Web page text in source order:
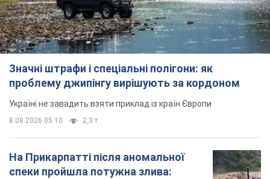
Значні штрафи і спеціальні полігони: як
проблему джипінгу вирішують за кордоном
Україні не завадить взяти приклад із країн Європи
8.08.2026 05:10 2,3 т.
На Прикарпатті після аномальної
спеки пройшла потужна злива: